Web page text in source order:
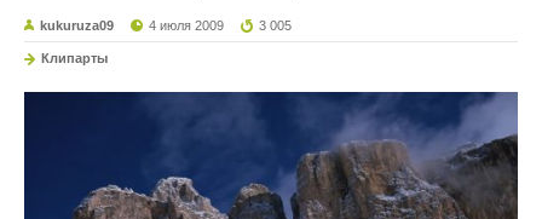
kukuruza09 4 июля 2009 3 005
Клипарты